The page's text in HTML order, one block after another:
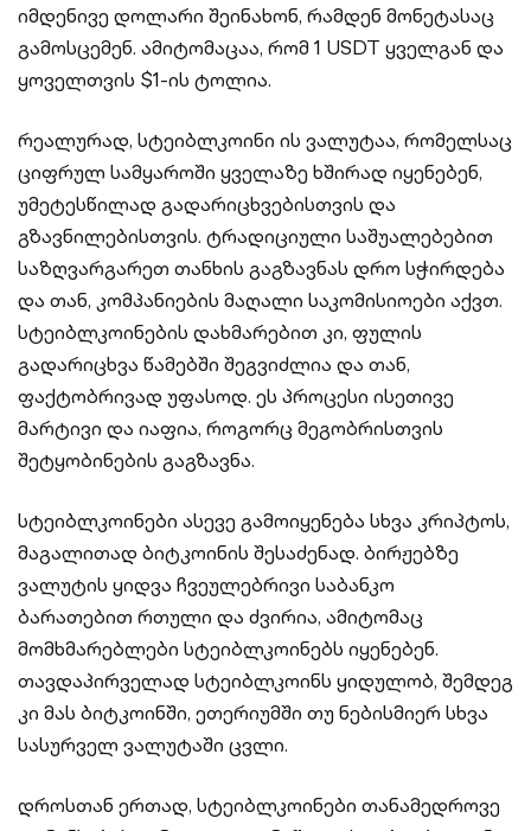
იმდენივე დოლარი შეინახონ, რამდენ მონეტასაც
გამოსცემენ. ამიტომაცაა, რომ 1 USDT ყველგან და
ყოველთვის $1-ის ტოლია.
რეალურად, სტეიბლკოინი ის ვალუტაა, რომელსაც
ციფრულ სამყაროში ყველაზე ხშირად იყენებენ,
უმეტესწილად გადარიცხვებისთვის და
გზავნილებისთვის. ტრადიციული საშუალებებით
საზღვარგარეთ თანხის გაგზავნას დრო სჭირდება
და თან, კომპანიების მაღალი საკომისიოები აქვთ.
სტეიბლკოინების დახმარებით კი, ფულის
გადარიცხვა წამებში შეგვიძლია და თან,
ფაქტობრივად უფასოდ. ეს პროცესი ისეთივე
მარტივი და იაფია, როგორც მეგობრისთვის
შეტყობინების გაგზავნა.
სტეიბლკოინები ასევე გამოიყენება სხვა კრიპტოს,
მაგალითად ბიტკოინის შესაძენად. ბირჟებზე
ვალუტის ყიდვა ჩვეულებრივი საბანკო
ბარათებით რთული და ძვირია, ამიტომაც
მომხმარებლები სტეიბლკოინებს იყენებენ.
თავდაპირველად სტეიბლკოინს ყიდულობ, შემდეგ
კი მას ბიტკოინში, ეთერიუმში თუ ნებისმიერ სხვა
სასურველ ვალუტაში ცვლი.
დროსთან ერთად, სტეიბლკოინები თანამედროვე